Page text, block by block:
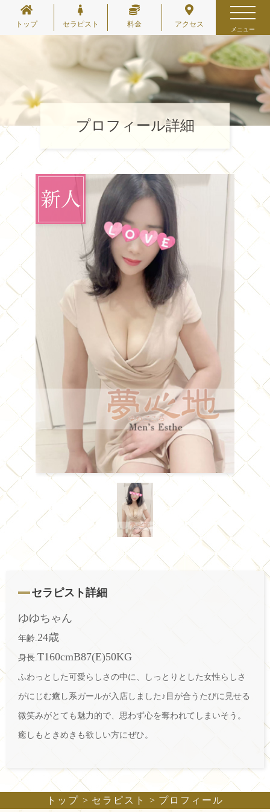
メニュー
トップ セラピスト 料金 アクセス
プロフィール詳細
セラピスト詳細
ゆゆちゃん
年齢. 24歳
身長. T160cmB87(E)50KG
ふわっとした可愛らしさの中に、しっとりとした女性らしさ
がにじむ癒し系ガールが入店しました♪目が合うたびに見せる
微笑みがとても魅力的で、思わず心を奪われてしまいそう。
癒しもときめきも欲しい方にぜひ。
トップ セラピスト プロフィール